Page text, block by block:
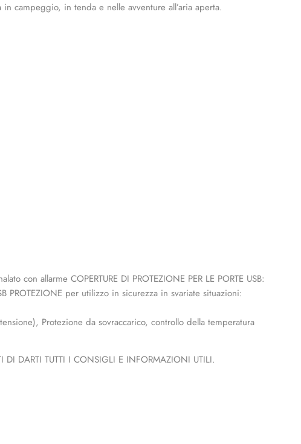
campeggio, in tenda e nelle avventure all’aria aperta.
con allarme COPERTURE DI PROTEZIONE PER LE PORTE USB:
per utilizzo in sicurezza in svariate situazioni:
Protezione da sovraccarico, controllo della temperatura
DI DARTI TUTTI I CONSIGLI E INFORMAZIONI UTILI.